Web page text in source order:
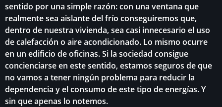
sentido por una simple razón: con una ventana que
realmente sea aislante del frío conseguiremos que,
dentro de nuestra vivienda, sea casi innecesario el uso
de calefacción o aire acondicionado. Lo mismo ocurre
en un edificio de oficinas. Si la sociedad consigue
concienciarse en este sentido, estamos seguros de que
no vamos a tener ningún problema para reducir la
dependencia y el consumo de este tipo de energías. Y
sin que apenas lo notemos.